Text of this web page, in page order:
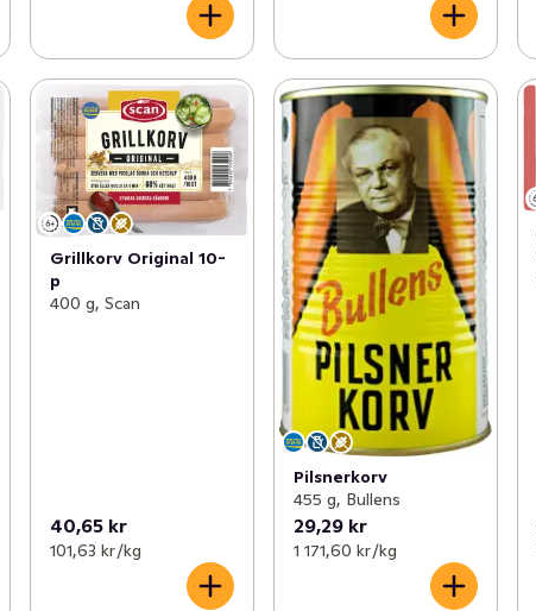
Grillkorv Original 10-
p
400 g, Scan
40,65 kr
101,63 kr /kg
Pilsnerkorv
455 g, Bullens
29,29 kr
1 171,60 kr /kg